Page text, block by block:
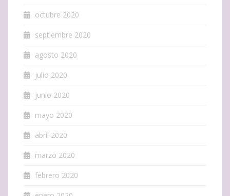
octubre 2020
septiembre 2020
agosto 2020
julio 2020
junio 2020
mayo 2020
abril 2020
marzo 2020
febrero 2020